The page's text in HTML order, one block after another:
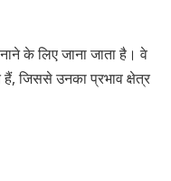
के लिए जाना जाता है। वे
हैं, जिससे उनका प्रभाव क्षेत्र